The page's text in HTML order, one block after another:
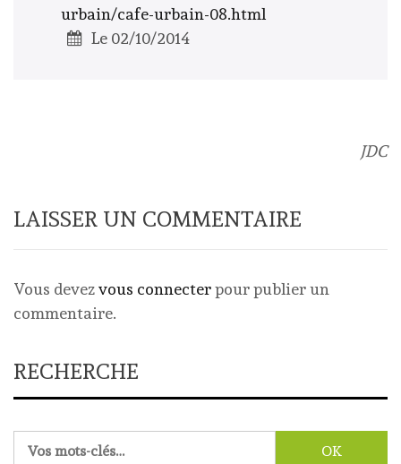
urbain/cafe-urbain-08.html
Le 02/10/2014
JDC
LAISSER UN COMMENTAIRE
Vous devezvous connecterpour publier un
commentaire.
RECHERCHE